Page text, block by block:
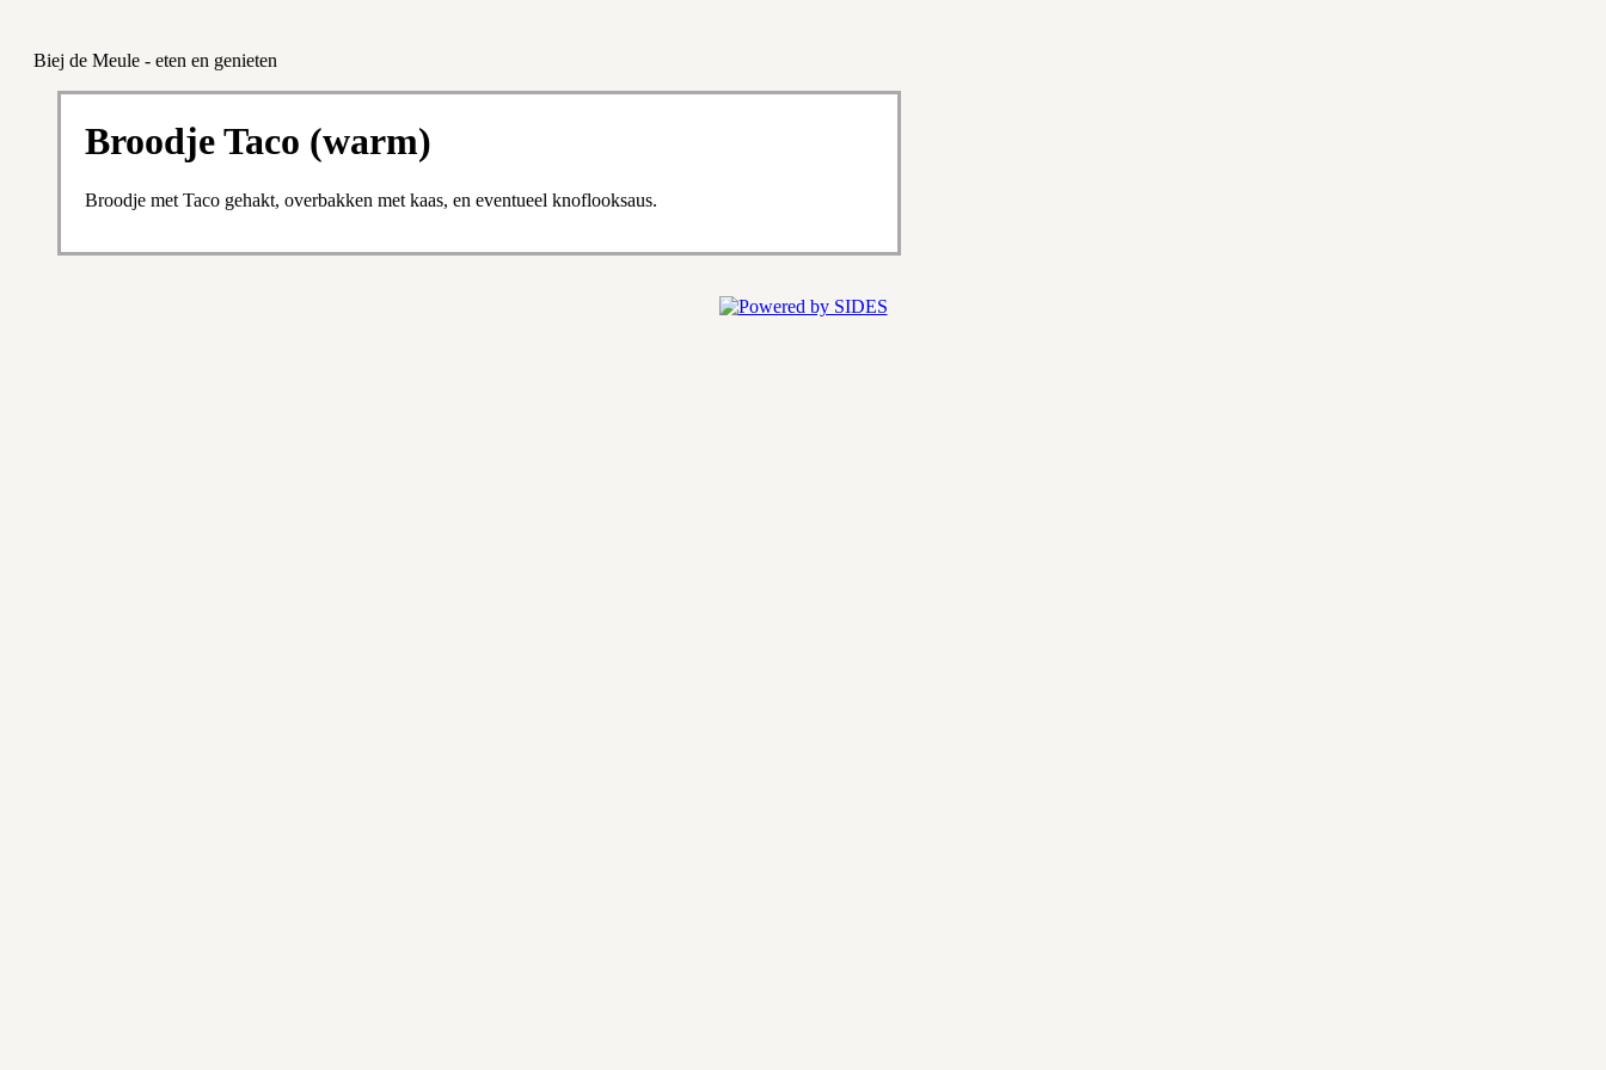
Biej de Meule - eten en genieten
Broodje Taco (warm)
Broodje met Taco gehakt, overbakken met kaas, en eventueel knoflooksaus.